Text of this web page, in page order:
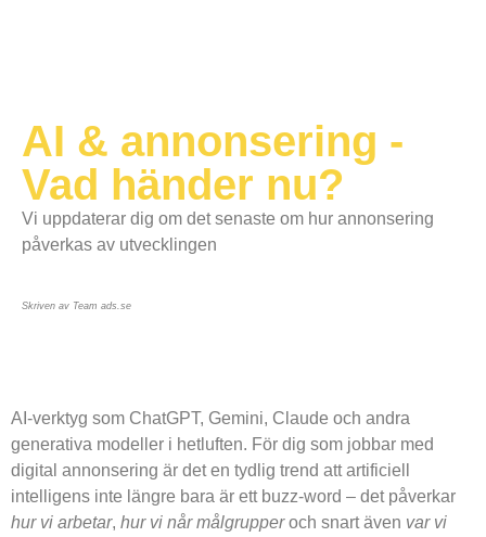
AI & annonsering -
Vad händer nu?
Vi uppdaterar dig om det senaste om hur annonsering
påverkas av utvecklingen
Skriven av Team ads.se
AI-verktyg som ChatGPT, Gemini, Claude och andra
generativa modeller i hetluften. För dig som jobbar med
digital annonsering är det en tydlig trend att artificiell
intelligens inte längre bara är ett buzz-word – det påverkar
hur vi arbetar, hur vi når målgrupperoch snart även var vi